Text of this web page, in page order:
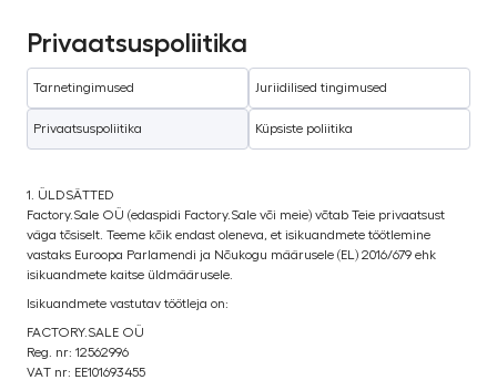
Privaatsuspoliitika
Tarnetingimused Juriidilised tingimused
Privaatsuspoliitika Küpsiste poliitika
1. ÜLDSÄTTED
Factory.Sale OÜ (edaspidi Factory.Sale või meie) võtab Teie privaatsust
väga tõsiselt. Teeme kõik endast oleneva, et isikuandmete töötlemine
vastaks Euroopa Parlamendi ja Nõukogu määrusele (EL) 2016/679 ehk
isikuandmete kaitse üldmäärusele.
Isikuandmete vastutav töötleja on:
FACTORY.SALE OÜ
Reg. nr: 12562996
VAT nr: EE101693455